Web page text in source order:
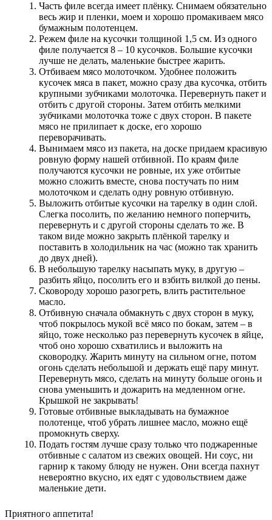
Часть филе всегда имеет плёнку. Снимаем обязательно
весь жир и пленки, моем и хорошо промакиваем мясо
бумажным полотенцем.
Режем филе на кусочки толщиной 1,5 см. Из одного
филе получается 8 – 10 кусочков. Большие кусочки
лучше не делать, маленькие быстрее жарить.
Отбиваем мясо молоточком. Удобнее положить
кусочек мяса в пакет, можно сразу два кусочка, отбить
крупными зубчиками молоточка. Перевернуть пакет и
отбить с другой стороны. Затем отбить мелкими
зубчиками молоточка тоже с двух сторон. В пакете
мясо не прилипает к доске, его хорошо
переворачивать.
Вынимаем мясо из пакета, на доске придаем красивую
ровную форму нашей отбивной. По краям филе
получаются кусочки не ровные, их уже отбитые
можно сложить вместе, снова постучать по ним
молоточком и сделать одну ровную отбивную.
Выложить отбитые кусочки на тарелку в один слой.
Слегка посолить, по желанию немного поперчить,
перевернуть и с другой стороны сделать то же. В
таком виде можно закрыть плёнкой тарелку и
поставить в холодильник на час (можно так хранить
до двух дней).
В небольшую тарелку насыпать муку, в другую –
разбить яйцо, посолить его и взбить вилкой до пены.
Сковороду хорошо разогреть, влить растительное
масло.
Отбивную сначала обмакнуть с двух сторон в муку,
чтоб покрылось мукой всё мясо по бокам, затем – в
яйцо, тоже несколько раз перевернуть кусочек в яйце,
чтоб оно хорошо схватились и выложить на
сковородку. Жарить минуту на сильном огне, потом
огонь сделать небольшой и держать ещё пару минут.
Перевернуть мясо, сделать на минуту больше огонь и
снова уменьшить и дожарить на медленном огне.
Крышкой не закрывать!
Готовые отбивные выкладывать на бумажное
полотенце, чтоб убрать лишнее масло, можно ещё
промокнуть сверху.
Подать гостям лучше сразу только что поджаренные
отбивные с салатом из свежих овощей. Ни соус, ни
гарнир к такому блюду не нужен. Они всегда пахнут
невероятно вкусно, их едят с удовольствием даже
маленькие дети.
Приятного аппетита!